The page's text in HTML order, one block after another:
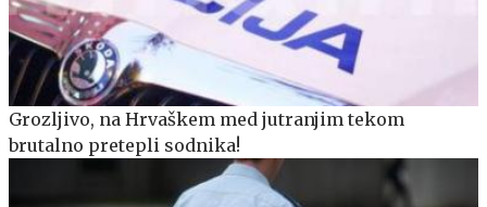
Grozljivo, na Hrvaškem med jutranjim tekom
brutalno pretepli sodnika!